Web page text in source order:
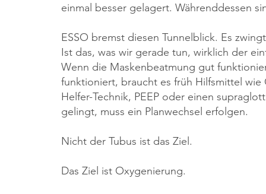
einmal besser gelagert. Währenddessen
ESSO bremst diesen Tunnelblick. Es
Ist das, was wir gerade tun, wirklich der
Wenn die Maskenbeatmung gut
funktioniert, braucht es früh Hilfsmittel
Helfer-Technik, PEEP oder einen
gelingt, muss ein Planwechsel erfolgen.
Nicht der Tubus ist das Ziel.
Das Ziel ist Oxygenierung.